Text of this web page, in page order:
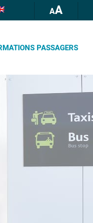
A
PASSAGERS
AVEC DES BESOINS